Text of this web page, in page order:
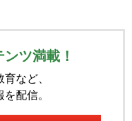
ツ満載！
など、
配信。